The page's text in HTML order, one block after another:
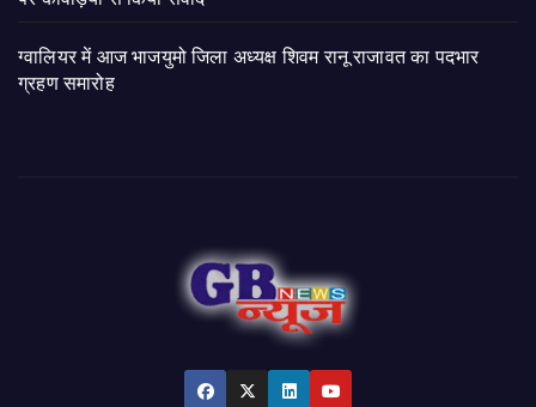
ग्वालियर में आज भाजयुमो जिला अध्यक्ष शिवम रानू राजावत का पदभार
ग्रहण समारोह